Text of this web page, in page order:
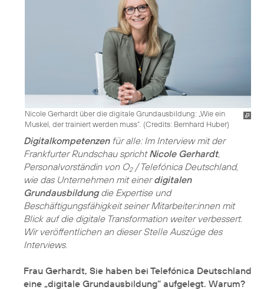
Nicole Gerhardt über die digitale Grundausbildung: „Wie ein
Muskel, der trainiert werden muss“. (Credits: Bernhard Huber)
Digitalkompetenzenfür alle: Im Interview mit der
Frankfurter Rundschau sprichtNicole Gerhardt,
Personalvorständin von O2/ Telefónica Deutschland,
wie das Unternehmen mit einerdigitalen
Grundausbildungdie Expertise und
Beschäftigungsfähigkeit seiner Mitarbeiter:innen mit
Blick auf die digitale Transformation weiter verbessert.
Wir veröffentlichen an dieser Stelle Auszüge des
Interviews.
Frau Gerhardt, Sie haben bei Telefónica Deutschland
eine „digitale Grundausbildung“ aufgelegt. Warum?